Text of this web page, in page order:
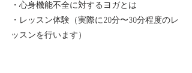
・心身機能不全に対するヨガとは
・レッスン体験（実際に20分〜30分程度のレ
ッスンを行います）